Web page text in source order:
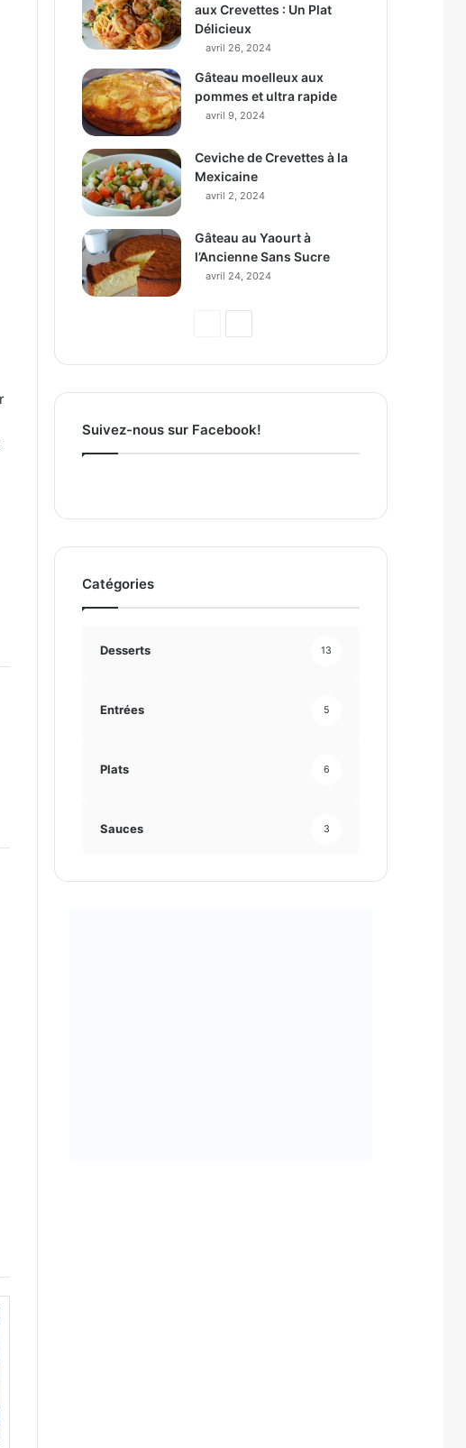
aux Crevettes : Un Plat
Délicieux
avril 26, 2024
Gâteau moelleux aux
pommes et ultra rapide
avril 9, 2024
Ceviche de Crevettes à la
Mexicaine
avril 2, 2024
Gâteau au Yaourt à
l’Ancienne Sans Sucre
avril 24, 2024
Suivez-nous sur Facebook!
Catégories
Desserts 13
Entrées 5
Plats 6
Sauces 3